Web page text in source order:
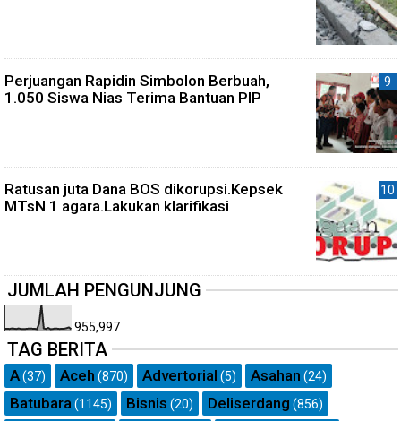
Perjuangan Rapidin Simbolon Berbuah,
1.050 Siswa Nias Terima Bantuan PIP
Ratusan juta Dana BOS dikorupsi.Kepsek
MTsN 1 agara.Lakukan klarifikasi
JUMLAH PENGUNJUNG
955,997
TAG BERITA
A(37) Aceh (870) Advertorial (5) Asahan (24)
Batubara(1145) Bisnis (20) Deliserdang (856)